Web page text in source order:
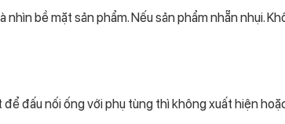
nhìn bề mặt sản phẩm. Nếu sản phẩm nhẵn nhụi.
đấu nối ống với phụ tùng thì không xuất hiện